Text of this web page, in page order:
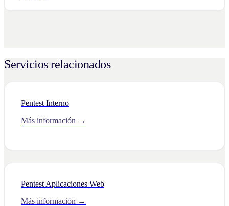
Servicios relacionados
Pentest Interno
Más información →
Pentest Aplicaciones Web
Más información →